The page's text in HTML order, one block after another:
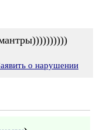
о нарушении